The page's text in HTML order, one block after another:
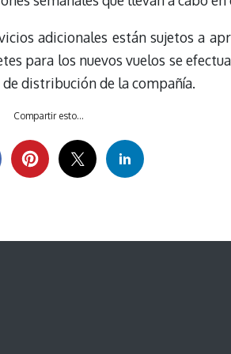
adicionales están sujetos a
para los nuevos vuelos se
de distribución de la compañía.
Compartir esto...